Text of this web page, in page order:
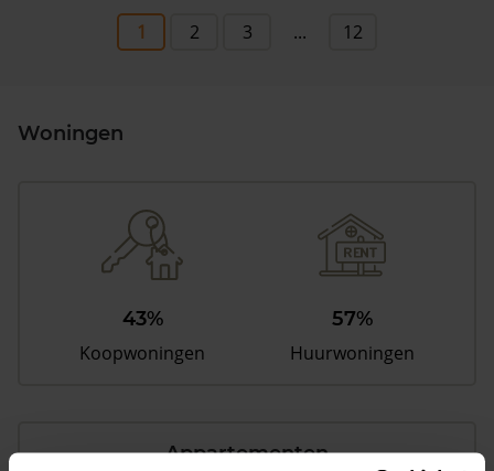
1 2 3 ... 12
Woningen
43%
Koopwoningen
57%
Huurwoningen
Appartementen